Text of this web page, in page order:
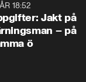
18:52
Jakt på
– på
ö